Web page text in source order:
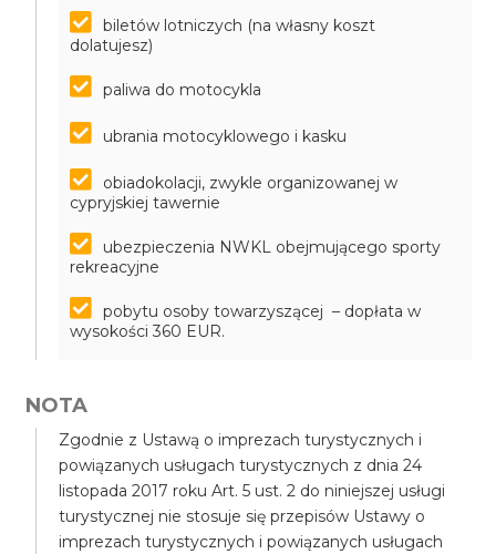
biletów lotniczych (na własny koszt
dolatujesz)
paliwa do motocykla
ubrania motocyklowego i kasku
obiadokolacji, zwykle organizowanej w
cypryjskiej tawernie
ubezpieczenia NWKL obejmującego sporty
rekreacyjne
pobytu osoby towarzyszącej – dopłata w
wysokości 360 EUR.
NOTA
Zgodnie z Ustawą o imprezach turystycznych i
powiązanych usługach turystycznych z dnia 24
listopada 2017 roku Art. 5 ust. 2 do niniejszej usługi
turystycznej nie stosuje się przepisów Ustawy o
imprezach turystycznych i powiązanych usługach